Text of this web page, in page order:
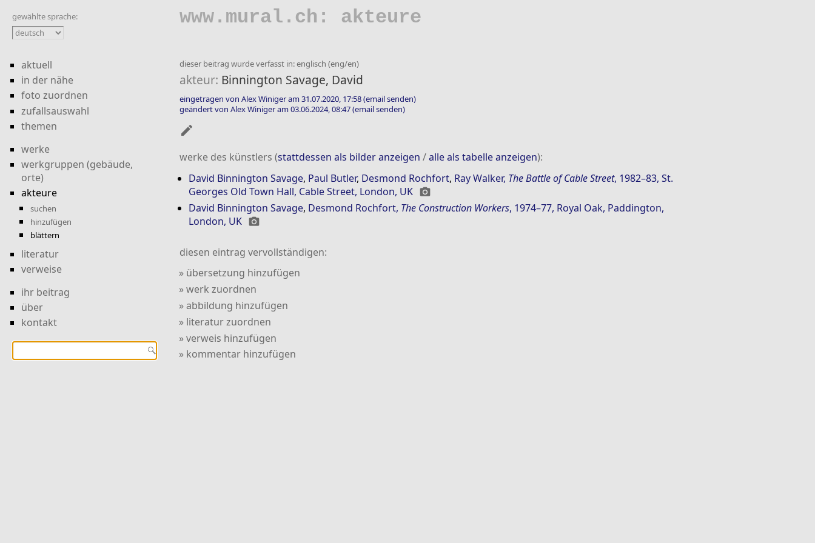
www.mural.ch: akteure
gewählte sprache:
aktuell
in der nähe
foto zuordnen
zufallsauswahl
themen
werke
werkgruppen (gebäude,
orte)
akteure
suchen
hinzufügen
blättern
literatur
verweise
ihr beitrag
über
kontakt
dieser beitrag wurde verfasst in: englisch (eng/en)
akteur: Binnington Savage, David
eingetragen von Alex Winiger am 31.07.2020, 17:58(email senden)
geändert von Alex Winiger am 03.06.2024, 08:47(email senden)
mode_edit
werke des künstlers (stattdessen als bilder anzeigen /alle als tabelle anzeigen):
David Binnington Savage, Paul Butler, Desmond Rochfort, Ray Walker, The Battle of Cable Street, 1982–83, St.
Georges Old Town Hall, Cable Street, London, UK photo_camera
David Binnington Savage, Desmond Rochfort, The Construction Workers, 1974–77, Royal Oak, Paddington,
London, UK photo_camera
diesen eintrag vervollständigen:
» übersetzung hinzufügen
» werk zuordnen
» abbildung hinzufügen
» literatur zuordnen
» verweis hinzufügen
» kommentar hinzufügen